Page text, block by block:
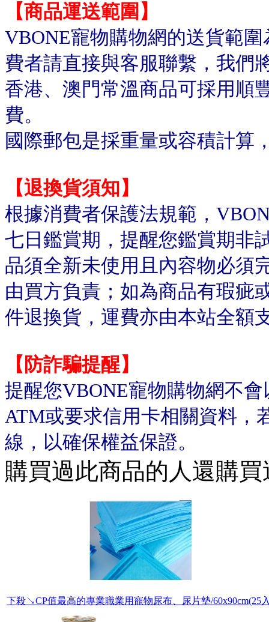
【商品運送範圍】
VBONE寵物購物網的送貨範
費者請直接與客服聯繫，我們
香港、澳門常溫商品可採用順
費。
國際郵包是採重量或容積計
【退換貨須知】
根據消費者保護法規範，
七日鑑賞期，提醒您鑑賞期非
品須全新未使用且內容物必須
由買方負責；如為商品有瑕疵
件退換貨，運費亦由本站全額
【防詐騙提醒】
提醒您VBONE寵物購物網不
ATM或要求信用卡相關資料，
線，以確保權益保證。
購買過此商品的人還購買
下殺↘CP值最高的專業職業用寵物尿布、尿片墊/60x90cm(25